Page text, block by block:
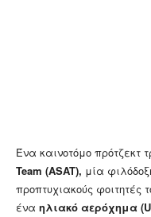
Ένα καινοτόμο πρότζεκτ
Team (ASAT), μία
προπτυχιακούς φοιτητές
ένα ηλιακό αερόχημα